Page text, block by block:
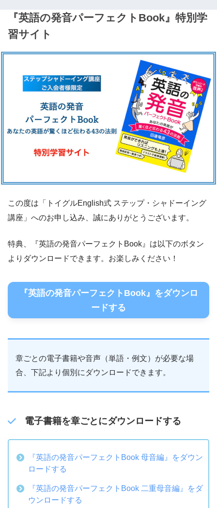
『英語の発音パーフェクトBook』特別学
習サイト
この度は「トイグルEnglish式 ステップ・シャドーイング
講座」へのお申し込み、誠にありがとうございます。
特典、『英語の発音パーフェクトBook』は以下のボタン
よりダウンロードできます。お楽しみください！
『英語の発音パーフェクトBook』をダウンロ
ードする
章ごとの電子書籍や音声（単語・例文）が必要な場
合、下記より個別にダウンロードできます。
電子書籍を章ごとにダウンロードする
『英語の発音パーフェクトBook 母音編』をダウン
ロードする
『英語の発音パーフェクトBook 二重母音編』をダ
ウンロードする